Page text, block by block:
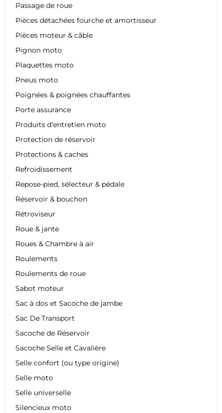
Passage de roue
Pièces détachées fourche et amortisseur
Pièces moteur & câble
Pignon moto
Plaquettes moto
Pneus moto
Poignées & poignées chauffantes
Porte assurance
Produits d'entretien moto
Protection de réservoir
Protections & caches
Refroidissement
Repose-pied, sélecteur & pédale
Réservoir & bouchon
Rétroviseur
Roue & jante
Roues & Chambre à air
Roulements
Roulements de roue
Sabot moteur
Sac à dos et Sacoche de jambe
Sac De Transport
Sacoche de Réservoir
Sacoche Selle et Cavalière
Selle confort (ou type origine)
Selle moto
Selle universelle
Silencieux moto